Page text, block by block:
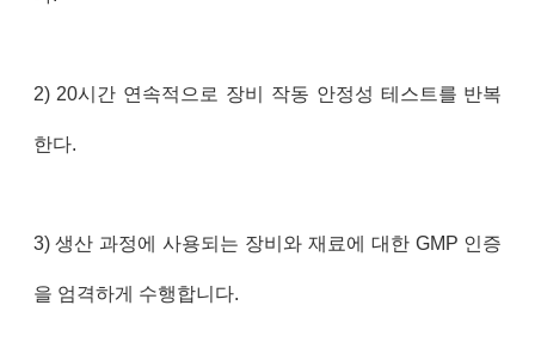
2) 20시간 연속적으로 장비 작동 안정성 테스트를 반복
한다.
3) 생산 과정에 사용되는 장비와 재료에 대한 GMP 인증
을 엄격하게 수행합니다.